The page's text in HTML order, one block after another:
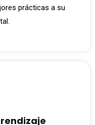
prácticas a su